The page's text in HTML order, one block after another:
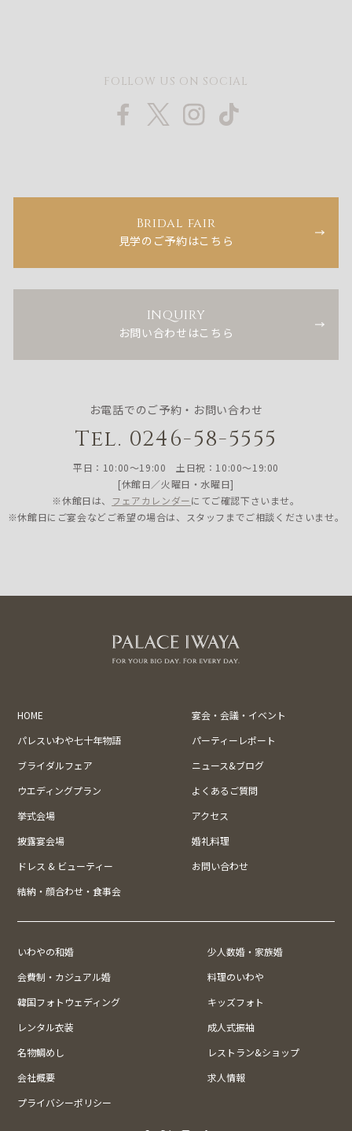
FOLLOW US ON SOCIAL
Bridal fair
見学のご予約はこちら
INQUIRY
お問い合わせはこちら
お電話でのご予約・お問い合わせ
Tel. 0246-58-5555
平日：10:00〜19:00 土日祝：10:00〜19:00
[休館日／火曜日・水曜日]
※休館日は、 フェアカレンダーにてご確認下さいませ。
※休館日にご宴会などご希望の場合は、スタッフまでご相談くださいませ。
HOME
宴会・会議・イベント
パレスいわや七十年物語
パーティーレポート
ブライダルフェア
ニュース&ブログ
ウエディングプラン
よくあるご質問
挙式会場
アクセス
披露宴会場
婚礼料理
ドレス & ビューティー
お問い合わせ
結納・顔合わせ・食事会
いわやの和婚
少人数婚・家族婚
会費制・カジュアル婚
料理のいわや
韓国フォトウェディング
キッズフォト
レンタル衣装
成人式振袖
名物鯛めし
レストラン&ショップ
会社概要
求人情報
プライバシーポリシー